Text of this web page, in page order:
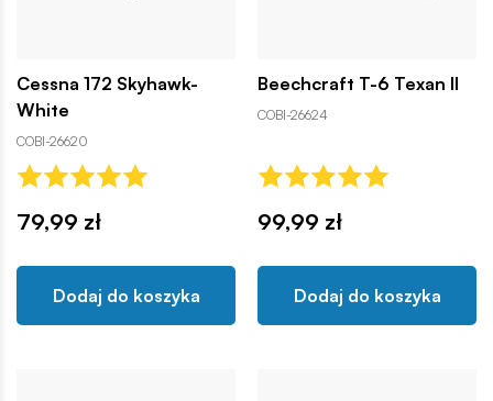
Cessna 172 Skyhawk-
White
COBI-26620
79,99 zł
Dodaj do koszyka
Beechcraft T-6 Texan II
COBI-26624
99,99 zł
Dodaj do koszyka